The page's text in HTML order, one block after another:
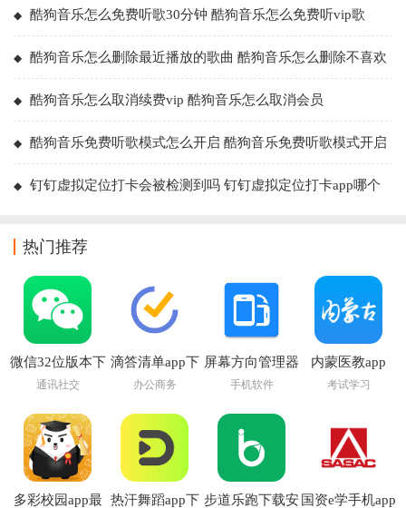
酷狗音乐怎么免费听歌30分钟 酷狗音乐怎么免费听vip歌
酷狗音乐怎么删除最近播放的歌曲 酷狗音乐怎么删除不喜欢
的歌
酷狗音乐怎么取消续费vip 酷狗音乐怎么取消会员
酷狗音乐免费听歌模式怎么开启 酷狗音乐免费听歌模式开启
步骤
钉钉虚拟定位打卡会被检测到吗 钉钉虚拟定位打卡app哪个
热门推荐
微信32位版本下
载官方
通讯社交
滴答清单app下
载安装
办公商务
屏幕方向管理器
app
手机软件
内蒙医教app
考试学习
多彩校园app最 热汗舞蹈app下 步道乐跑下载安 国资e学手机app